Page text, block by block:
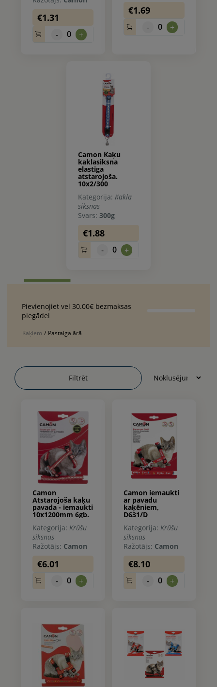
€1.31
- 0 +
€1.69
- 0 +
Camon Kaķu
kaklasiksna
elastīga
atstarojoša.
10x2/300
Kategorija: Kakla
siksnas
Svars: 300g
€1.88
- 0 +
Pievienojiet vel 30.00€ bezmaksas
piegādei
Kaķiem / Pastaiga ārā
Filtrēt
Camon
Atstarojoša kaķu
pavada - iemaukti
10x1200mm 6gb.
Kategorija: Krūšu
siksnas
Ražotājs: Camon
€6.01
- 0 +
Camon iemaukti
ar pavadu
kaķēniem,
D631/D
Kategorija: Krūšu
siksnas
Ražotājs: Camon
€8.10
- 0 +